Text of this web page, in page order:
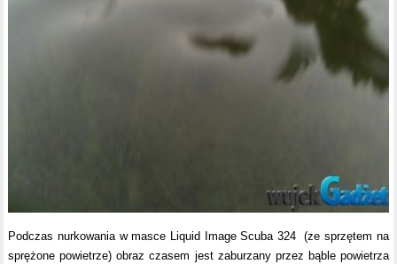
Podczas nurkowania w masce Liquid Image Scuba 324 (ze sprzętem na
sprężone powietrze) obraz czasem jest zaburzany przez bąble powietrza